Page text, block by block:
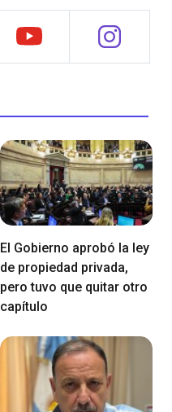
El Gobierno aprobó la ley
de propiedad privada,
pero tuvo que quitar otro
capítulo